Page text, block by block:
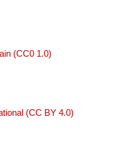
(CC0 1.0)
(CC BY 4.0)